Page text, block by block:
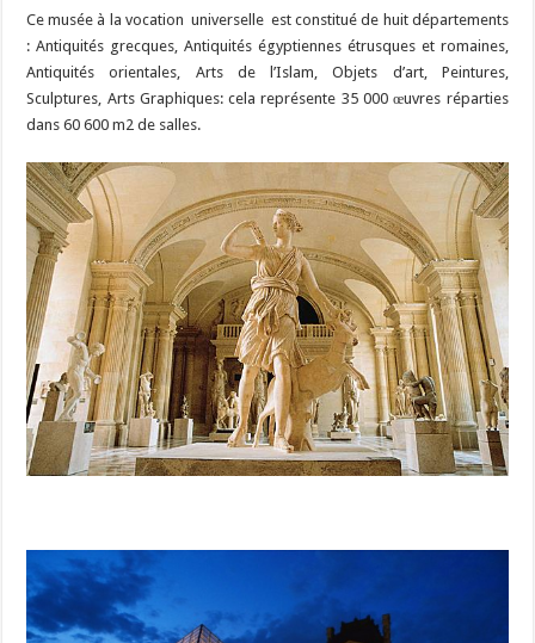
Ce musée à la vocation universelle est constitué de huit départements
: Antiquités grecques, Antiquités égyptiennes étrusques et romaines,
Antiquités orientales, Arts de l’Islam, Objets d’art, Peintures,
Sculptures, Arts Graphiques: cela représente 35 000 œuvres réparties
dans 60 600 m2 de salles.